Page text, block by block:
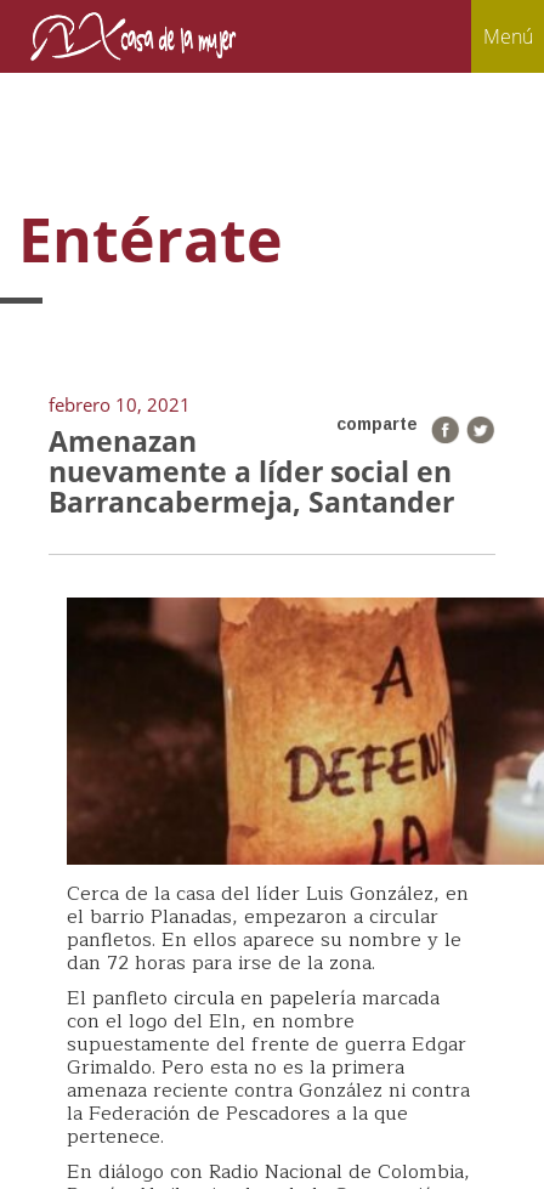
Menú
Entérate
febrero 10, 2021
comparte
Amenazan
nuevamente a líder social en
Barrancabermeja, Santander
Cerca de la casa del líder Luis González, en
el barrio Planadas, empezaron a circular
panfletos. En ellos aparece su nombre y le
dan 72 horas para irse de la zona.
El panfleto circula en papelería marcada
con el logo del Eln, en nombre
supuestamente del frente de guerra Edgar
Grimaldo. Pero esta no es la primera
amenaza reciente contra González ni contra
la Federación de Pescadores a la que
pertenece.
En diálogo con Radio Nacional de Colombia,